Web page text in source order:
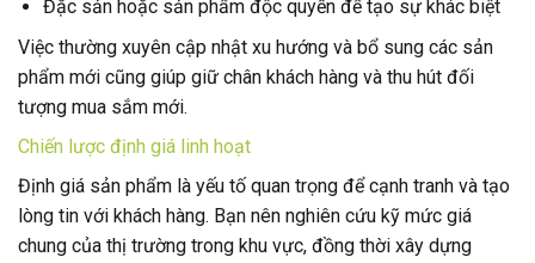
Đặc sản hoặc sản phẩm độc quyền để tạo sự khác biệt
Việc thường xuyên cập nhật xu hướng và bổ sung các sản
phẩm mới cũng giúp giữ chân khách hàng và thu hút đối
tượng mua sắm mới.
Chiến lược định giá linh hoạt
Định giá sản phẩm là yếu tố quan trọng để cạnh tranh và tạo
lòng tin với khách hàng. Bạn nên nghiên cứu kỹ mức giá
chung của thị trường trong khu vực, đồng thời xây dựng